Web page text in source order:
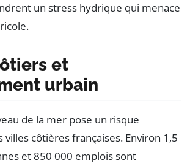
un stress hydrique qui menace
et
urbain
de la mer pose un risque
villes côtières françaises. Environ 1,5
et 850 000 emplois sont